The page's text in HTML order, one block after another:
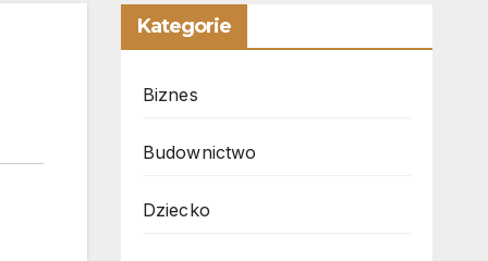
Kategorie
Biznes
Budownictwo
Dziecko